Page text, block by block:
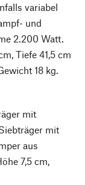
variabel
und
2.200 Watt.
Tiefe 41,5 cm
18 kg.
mit
mit
aus
7,5 cm,